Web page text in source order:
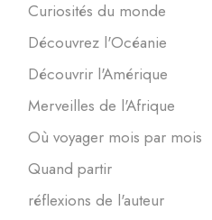
Curiosités du monde
Découvrez l'Océanie
Découvrir l'Amérique
Merveilles de l'Afrique
Où voyager mois par mois
Quand partir
réflexions de l'auteur